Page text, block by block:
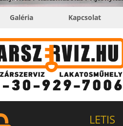
Galéria Kapcsolat
LETIS